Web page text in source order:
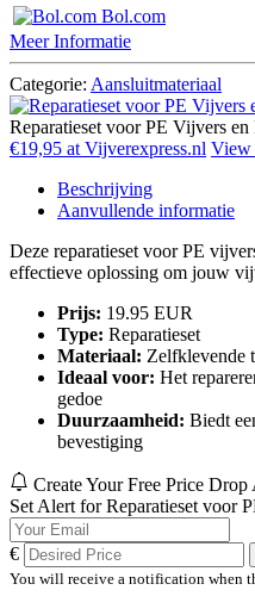
Bol.com
Meer Informatie
Categorie: Aansluitmateriaal
Reparatieset voor PE Vijvers en
€19,95 at Vijverexpress.nl View
Beschrijving
Aanvullende informatie
Deze reparatieset voor PE
effectieve oplossing om jouw
Prijs: 19.95 EUR
Type: Reparatieset
Materiaal: Zelfklevende
Ideaal voor: Het
gedoe
Duurzaamheid: Biedt
bevestiging
Create Your Free Price Drop
Set Alert for Reparatieset voor
€
You will receive a notification when